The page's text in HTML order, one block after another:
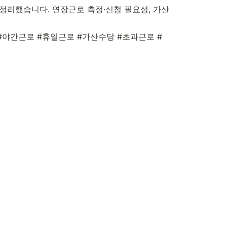
했습니다. 연장근로 측정·신청 필요성, 가산
간근로 #휴일근로 #가산수당 #초과근로 #